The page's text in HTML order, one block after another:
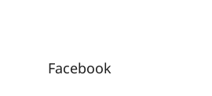
Facebook